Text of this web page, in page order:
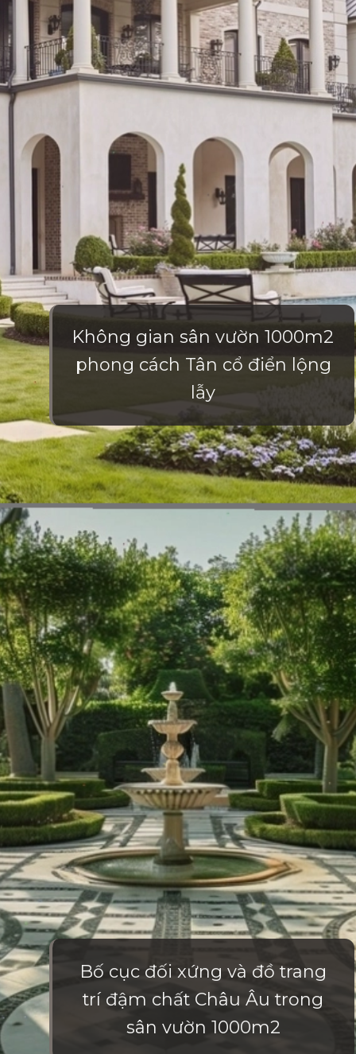
Không gian sân vườn 1000m2
phong cách Tân cổ điển lộng
lẫy
Đang mở https://vietnamxua.edu.vn/thiet-ke-nha-vuon-1000m2
Bố cục đối xứng và đồ trang
trí đậm chất Châu Âu trong
sân vườn 1000m2